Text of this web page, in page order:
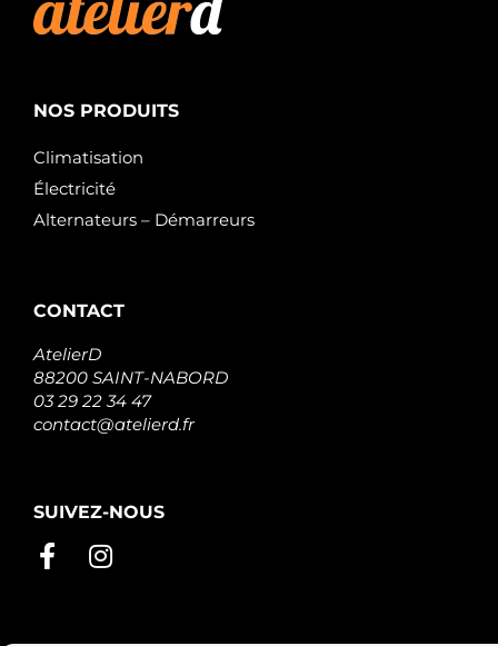
NOS PRODUITS
Climatisation
Électricité
Alternateurs – Démarreurs
CONTACT
AtelierD
88200 SAINT-NABORD
03 29 22 34 47
contact@atelierd.fr
SUIVEZ-NOUS